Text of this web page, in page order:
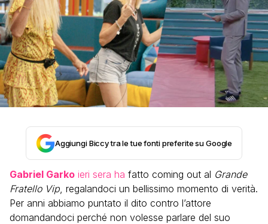
Aggiungi Biccy tra le tue fonti preferite su Google
Gabriel Garko ieri sera ha fatto coming out al Grande
Fratello Vip , regalandoci un bellissimo momento di verità.
Per anni abbiamo puntato il dito contro l’attore
domandandoci perché non volesse parlare del suo